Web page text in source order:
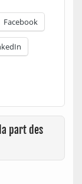
Facebook
part des